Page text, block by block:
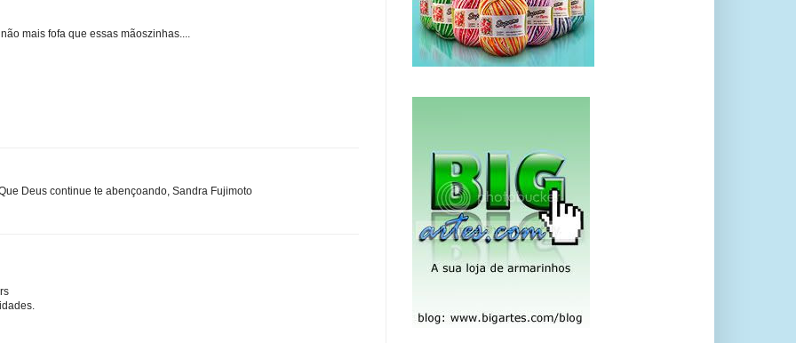
mais fofa que essas mãoszinhas....
Deus continue te abençoando, Sandra Fujimoto